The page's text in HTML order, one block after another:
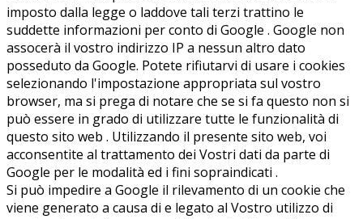
imposto dalla legge o laddove tali terzi trattino le
suddette informazioni per conto di Google . Google non
assocerà il vostro indirizzo IP a nessun altro dato
posseduto da Google. Potete rifiutarvi di usare i cookies
selezionando l'impostazione appropriata sul vostro
browser, ma si prega di notare che se si fa questo non si
può essere in grado di utilizzare tutte le funzionalità di
questo sito web . Utilizzando il presente sito web, voi
acconsentite al trattamento dei Vostri dati da parte di
Google per le modalità ed i fini sopraindicati .
Si può impedire a Google il rilevamento di un cookie che
viene generato a causa di e legato al Vostro utilizzo di